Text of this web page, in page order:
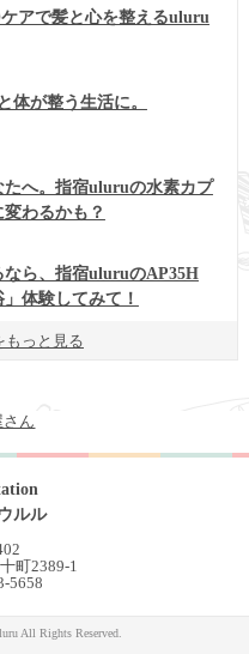
アで髪と心を整えるuluru
体が整う生活に。
へ。指宿uluruの水素カプ
わるかも？
なら、指宿uluruのAP35H
体験してみて！
もっと見る
さん
ルル
町2389-1
5658
All Rights Reserved.